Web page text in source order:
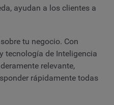
ayudan a los clientes a
tu negocio. Con
tecnología de Inteligencia
relevante,
rápidamente todas